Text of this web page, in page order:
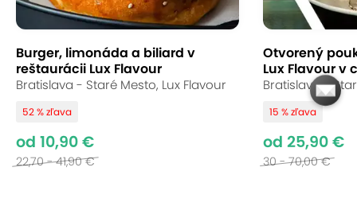
Burger, limonáda a biliard v
reštaurácii Lux Flavour
Bratislava - Staré Mesto, Lux Flavour
52 % zľava
od 10,90 €
22,70 - 41,90 €
Otvorený
Lux Flavour v
Bratislava -
15 % zľava
od 25,90 €
30 - 70,00 €